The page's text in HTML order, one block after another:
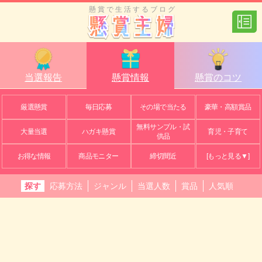
懸賞で生活するブログ
当選報告 懸賞情報 懸賞のコツ
厳選懸賞 毎日応募 その場で当たる 豪華・高額賞品
大量当選 ハガキ懸賞
無料サンプル・試
供品
育児・子育て
お得な情報 商品モニター 締切間近 [もっと見る▼]
探す 応募方法 ジャンル 当選人数 賞品 人気順